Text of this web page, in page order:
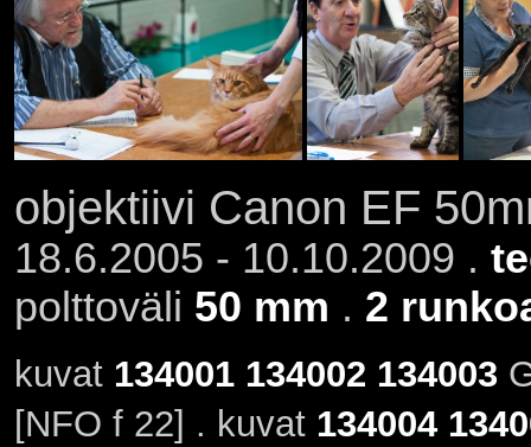
objektiivi Canon EF
18.6.2005 - 10.10.2009 .
polttoväli 50 mm . 2
kuvat 134001 134002 134003
[NFO f 22] . kuvat 134004